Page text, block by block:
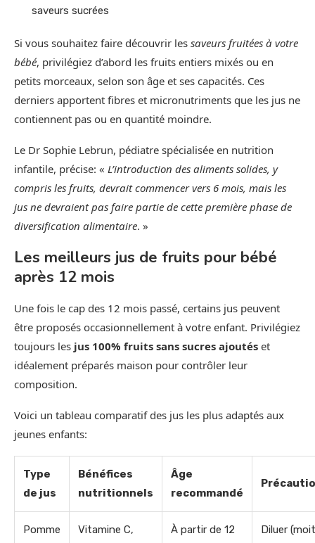
saveurs sucrées
Si vous souhaitez faire découvrir les saveurs fruitées à votre
bébé, privilégiez d’abord les fruits entiers mixés ou en
petits morceaux, selon son âge et ses capacités. Ces
derniers apportent fibres et micronutriments que les jus ne
contiennent pas ou en quantité moindre.
Le Dr Sophie Lebrun, pédiatre spécialisée en nutrition
infantile, précise: « L’introduction des aliments solides, y
compris les fruits, devrait commencer vers 6 mois, mais les
jus ne devraient pas faire partie de cette première phase de
diversification alimentaire. »
Les meilleurs jus de fruits pour bébé
après 12 mois
Une fois le cap des 12 mois passé, certains jus peuvent
être proposés occasionnellement à votre enfant. Privilégiez
toujours les jus 100% fruits sans sucres ajoutés et
idéalement préparés maison pour contrôler leur
composition.
Voici un tableau comparatif des jus les plus adaptés aux
jeunes enfants:
Type
de jus
Bénéfices
nutritionnels
Âge
recommandé
Pomme
Vitamine C,
À partir de 12
Diluer